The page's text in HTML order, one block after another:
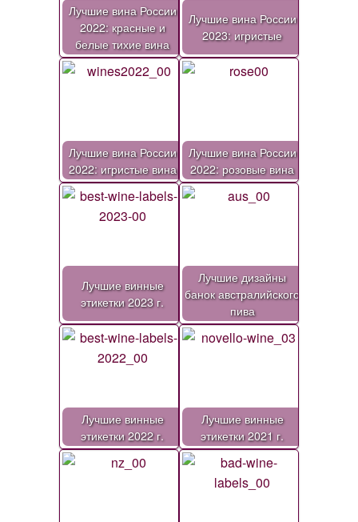
Лучшие вина России
2022: красные и
белые тихие вина
Лучшие вина России
2023: игристые
Лучшие вина России
2022: игристые вина
Лучшие вина России
2022: розовые вина
Лучшие винные
этикетки 2023 г.
Лучшие дизайны
банок австралийского
пива
Лучшие винные
этикетки 2022 г.
Лучшие винные
этикетки 2021 г.